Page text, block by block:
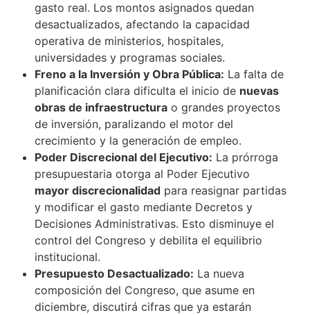
gasto real. Los montos asignados quedan
desactualizados, afectando la capacidad
operativa de ministerios, hospitales,
universidades y programas sociales.
Freno a la Inversión y Obra Pública: La falta de
planificación clara dificulta el inicio de nuevas
obras de infraestructura o grandes proyectos
de inversión, paralizando el motor del
crecimiento y la generación de empleo.
Poder Discrecional del Ejecutivo: La prórroga
presupuestaria otorga al Poder Ejecutivo
mayor discrecionalidad para reasignar partidas
y modificar el gasto mediante Decretos y
Decisiones Administrativas. Esto disminuye el
control del Congreso y debilita el equilibrio
institucional.
Presupuesto Desactualizado: La nueva
composición del Congreso, que asume en
diciembre, discutirá cifras que ya estarán